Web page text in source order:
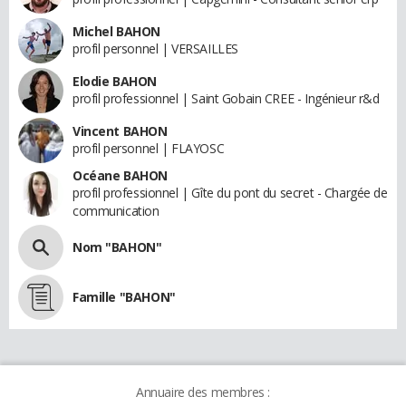
Michel BAHON
profil personnel | VERSAILLES
Elodie BAHON
profil professionnel | Saint Gobain CREE - Ingénieur r&d
Vincent BAHON
profil personnel | FLAYOSC
Océane BAHON
profil professionnel | Gîte du pont du secret - Chargée de
communication
Nom "BAHON"
Famille "BAHON"
Annuaire des membres :